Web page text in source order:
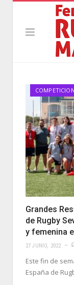
Grandes
de Rugby
y femenina
27 JUNIO, 2022
Este fin de
España de